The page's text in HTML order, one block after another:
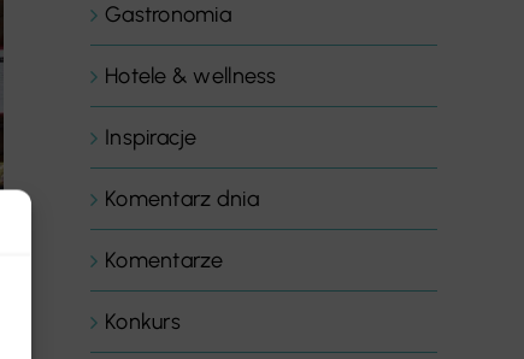
Gastronomia
Hotele & wellness
Inspiracje
Komentarz dnia
Komentarze
Konkurs